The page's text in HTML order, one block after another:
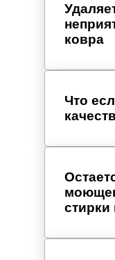
ковра
Что
стирки